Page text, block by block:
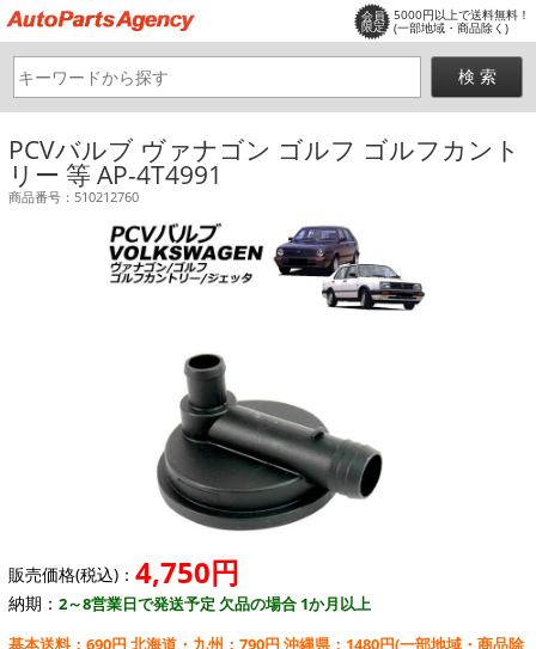
会員
限定
5000円以上で送料無料！
(一部地域・商品除く)
PCVバルブ ヴァナゴン ゴルフ ゴルフカント
リー 等 AP-4T4991
商品番号：510212760
販売価格(税込)： 4,750円
納期： 2～8営業日で発送予定 欠品の場合 1か月以上